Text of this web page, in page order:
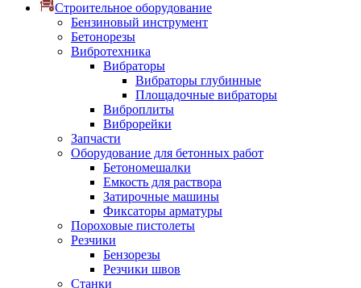
Строительное оборудование
Бензиновый инструмент
Бетонорезы
Вибротехника
Вибраторы
Вибраторы глубинные
Площадочные вибраторы
Виброплиты
Виброрейки
Запчасти
Оборудование для бетонных работ
Бетономешалки
Емкость для раствора
Затирочные машины
Фиксаторы арматуры
Пороховые пистолеты
Резчики
Бензорезы
Резчики швов
Станки